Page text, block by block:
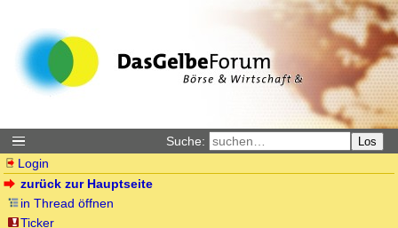
Suche: Los
Login
zurück zur Hauptseite
in Thread öffnen
Ticker